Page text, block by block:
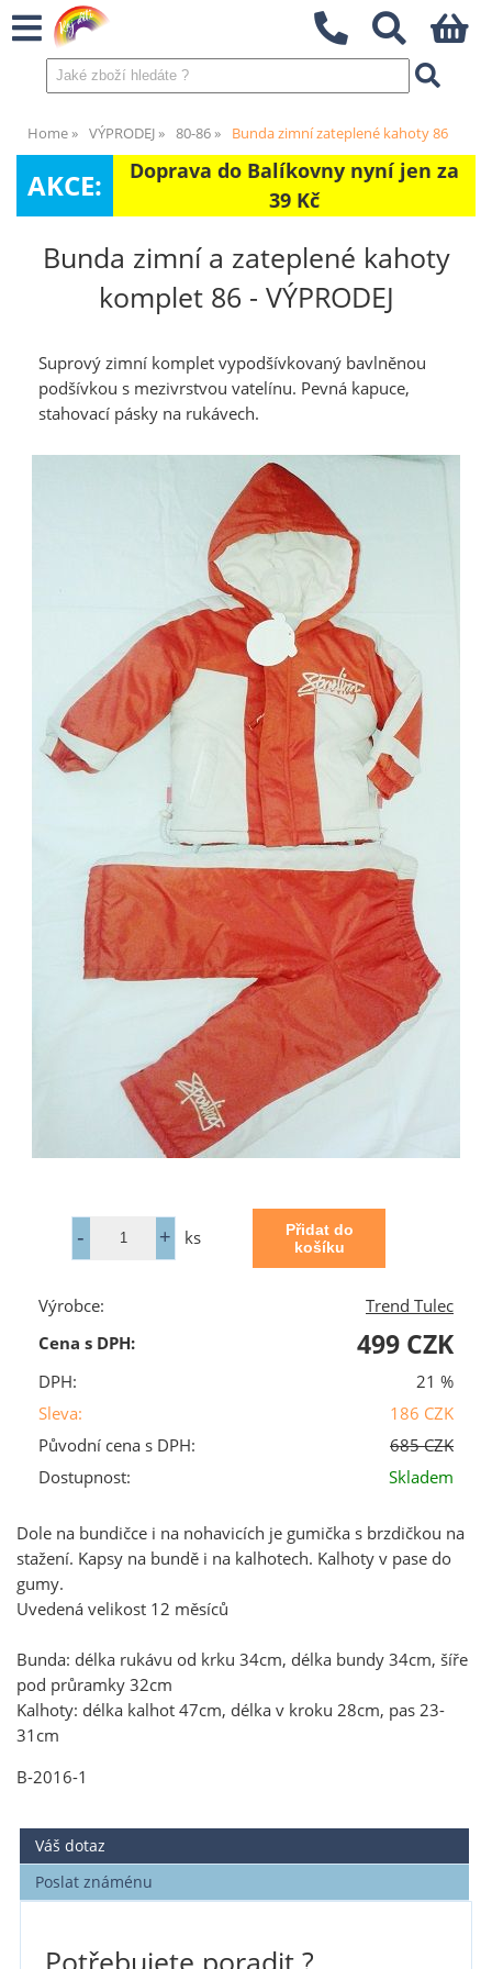
Home VÝPRODEJ 80-86 Bunda zimní zateplené kahoty 86
AKCE:
Doprava do Balíkovny nyní jen za
39 Kč
Bunda zimní a zateplené kahoty
komplet 86 - VÝPRODEJ
Suprový zimní komplet vypodšívkovaný bavlněnou
podšívkou s mezivrstvou vatelínu. Pevná kapuce,
stahovací pásky na rukávech.
ks
Výrobce:
Trend Tulec
Cena s DPH:
499 CZK
DPH:
21 %
Sleva:
186 CZK
Původní cena s DPH:
685 CZK
Dostupnost:
Skladem
Dole na bundičce i na nohavicích je gumička s brzdičkou na
stažení. Kapsy na bundě i na kalhotech. Kalhoty v pase do
gumy.
Uvedená velikost 12 měsíců
Bunda: délka rukávu od krku 34cm, délka bundy 34cm, šíře
pod průramky 32cm
Kalhoty: délka kalhot 47cm, délka v kroku 28cm, pas 23-
31cm
B-2016-1
Váš dotaz
Poslat známénu
Potřebujete poradit ?